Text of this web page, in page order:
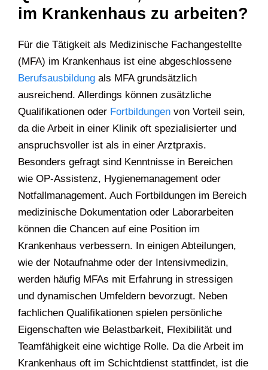
im Krankenhaus zu arbeiten?
Für die Tätigkeit als Medizinische Fachangestellte
(MFA) im Krankenhaus ist eine abgeschlossene
Berufsausbildung als MFA grundsätzlich
ausreichend. Allerdings können zusätzliche
Qualifikationen oder Fortbildungen von Vorteil sein,
da die Arbeit in einer Klinik oft spezialisierter und
anspruchsvoller ist als in einer Arztpraxis.
Besonders gefragt sind Kenntnisse in Bereichen
wie OP-Assistenz, Hygienemanagement oder
Notfallmanagement. Auch Fortbildungen im Bereich
medizinische Dokumentation oder Laborarbeiten
können die Chancen auf eine Position im
Krankenhaus verbessern. In einigen Abteilungen,
wie der Notaufnahme oder der Intensivmedizin,
werden häufig MFAs mit Erfahrung in stressigen
und dynamischen Umfeldern bevorzugt. Neben
fachlichen Qualifikationen spielen persönliche
Eigenschaften wie Belastbarkeit, Flexibilität und
Teamfähigkeit eine wichtige Rolle. Da die Arbeit im
Krankenhaus oft im Schichtdienst stattfindet, ist die